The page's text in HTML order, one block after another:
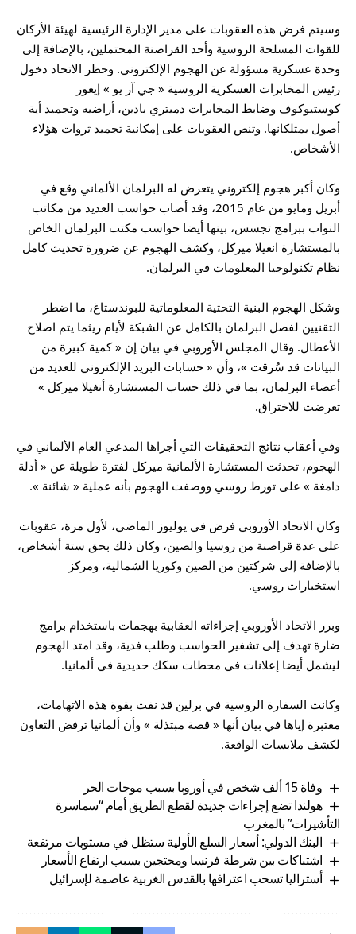
وسيتم فرض هذه العقوبات على مدير الإدارة الرئيسية لهيئة الأركان
للقوات المسلحة الروسية وأحد القراصنة المحتملين، بالإضافة إلى
وحدة عسكرية مسؤولة عن الهجوم الإلكتروني. وحظر الاتحاد دخول
رئيس المخابرات العسكرية الروسية « جي آر يو » إيغور
كوستيوكوف وضابط المخابرات دميتري بادين، أراضيه وتجميد أية
أصول يمتلكانها. وتنص العقوبات على إمكانية تجميد ثروات هؤلاء
الأشخاص.
وكان أكبر هجوم إلكتروني يتعرض له البرلمان الألماني وقع في
أبريل ومايو من عام 2015، وقد أصاب حواسب العديد من مكاتب
النواب ببرامج تجسس، بينها أيضا حواسب مكتب البرلمان الخاص
بالمستشارة انغيلا ميركل، وكشف الهجوم عن ضرورة تحديث كامل
نظام تكنولوجيا المعلومات في البرلمان.
وشكل الهجوم البنية التحتية المعلوماتية للبوندستاغ، ما اضطر
التقنيين لفصل البرلمان بالكامل عن الشبكة لأيام ريثما يتم اصلاح
الأعطال. وقال المجلس الأوروبي في بيان إن « كمية كبيرة من
البيانات قد سُرقت »، وأن « حسابات البريد الإلكتروني للعديد من
أعضاء البرلمان، بما في ذلك حساب المستشارة أنغيلا ميركل »
تعرضت للاختراق.
وفي أعقاب نتائج التحقيقات التي أجراها المدعي العام الألماني في
الهجوم، تحدثت المستشارة الألمانية ميركل لفترة طويلة عن « أدلة
دامغة » على تورط روسي ووصفت الهجوم بأنه عملية « شائنة ».
وكان الاتحاد الأوروبي فرض في يوليوز الماضي، لأول مرة، عقوبات
على عدة قراصنة من روسيا والصين، وكان ذلك بحق ستة أشخاص،
بالإضافة إلى شركتين من الصين وكوريا الشمالية، ومركز
استخبارات روسي.
وبرر الاتحاد الأوروبي إجراءاته العقابية بهجمات باستخدام برامج
ضارة تهدف إلى تشفير الحواسب وطلب فدية، وقد امتد الهجوم
ليشمل أيضا إعلانات في محطات سكك حديدية في ألمانيا.
وكانت السفارة الروسية في برلين قد نفت بقوة هذه الاتهامات،
معتبرة إياها في بيان أنها « قصة مبتذلة » وأن ألمانيا ترفض التعاون
لكشف ملابسات الواقعة.
وفاة 15 ألف شخص في أوروبا بسبب موجات الحر
هولندا تضع إجراءات جديدة لقطع الطريق أمام “سماسرة
التأشيرات” بالمغرب
البنك الدولي: أسعار السلع الأولية ستظل في مستويات مرتفعة
اشتباكات بين شرطة فرنسا ومحتجين بسبب ارتفاع الأسعار
أستراليا تسحب اعترافها بالقدس الغربية عاصمة لإسرائيل